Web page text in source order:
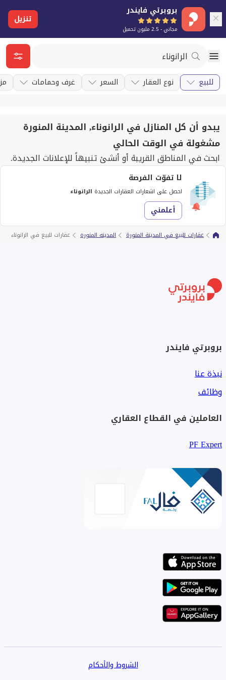
بروبرتي فايندر
مجاني - 2.5 مليون تحميل
تنزيل
للبيع نوع العقار السعر غرف وحمامات
يبدو أن كل المنازل في الرانوناء, المدينة المنورة
مشغولة في الوقت الحالي
ابحث في المناطق القريبة أو أنشئ تنبيهاً للإعلانات الجديدة.
لا تفوّت الفرصة
احصل على اشعارات العقارات الجديدة الرانوناء
أعلمني
عقارات للبيع في المدينة المنورة المدينه المنوره عقارات للبيع في الرانوناء
بروبرتي فايندر
نبذة عنا
وظائف
العاملين في القطاع العقاري
PF Expert
الشروط والأحكام